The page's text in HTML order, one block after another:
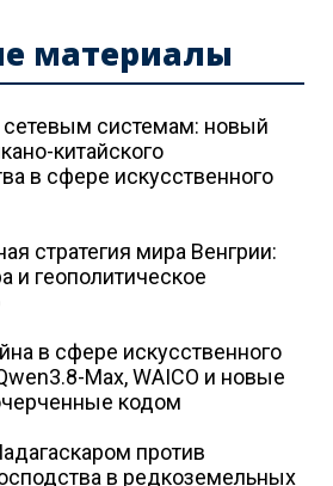
материалы
сетевым системам: новый
китайского
в сфере искусственного
стратегия мира Венгрии:
и геополитическое
в сфере искусственного
Max, WAICO и новые
кодом
против
в редкоземельных